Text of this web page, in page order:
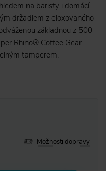
na baristy i domácí
držadlem z eloxovaného
základnou z 500
Rhino® Coffee Gear
tamperem.
Možnosti dopravy